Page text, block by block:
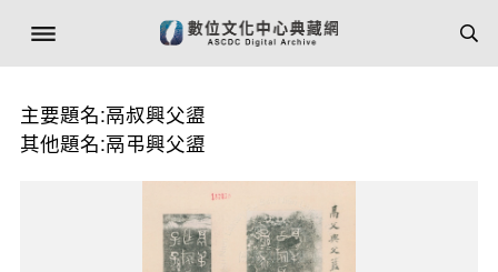
主要題名:鬲叔興父盨
其他題名:鬲弔興父盨